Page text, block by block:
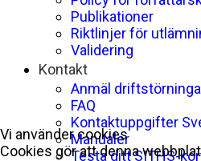
Publikationer
Riktlinjer för
Validering
Kontakt
Anmäl
FAQ
Kontaktuppgifter
Manualer
Testa ditt SITHS-
Vi använder cookies
Cookies gör att denna